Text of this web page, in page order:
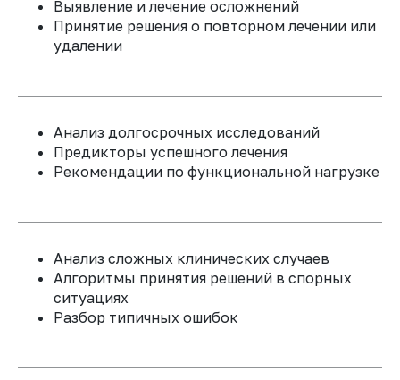
Выявление и лечение осложнений
Принятие решения о повторном лечении или
удалении
Анализ долгосрочных исследований
Предикторы успешного лечения
Рекомендации по функциональной нагрузке
Анализ сложных клинических случаев
Алгоритмы принятия решений в спорных
ситуациях
Разбор типичных ошибок
Практическая часть
ПРИНЯТЬ УЧАСТИЕ